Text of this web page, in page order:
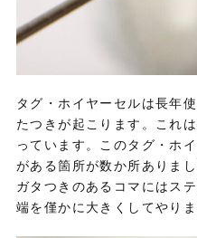
タグ・ホイヤーセルは長年
たつきが起こります。これ
っています。このタグ・ホ
がある箇所が数か所ありまし
ガタつきのあるコマにはス
端を僅かに大きくしてやりま